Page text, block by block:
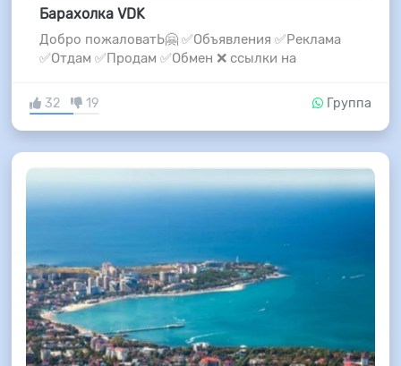
Барахолка VDK
Добро пожаловатЬ🤗 ✅Объявления ✅Реклама
✅Отдам ✅Продам ✅Обмен ❌ ссылки на
32 19 Группа